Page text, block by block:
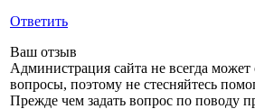
Ответить
Ваш отзыв
Администрация сайта не всегда может
вопросы, поэтому не стесняйтесь
Прежде чем задать вопрос по поводу